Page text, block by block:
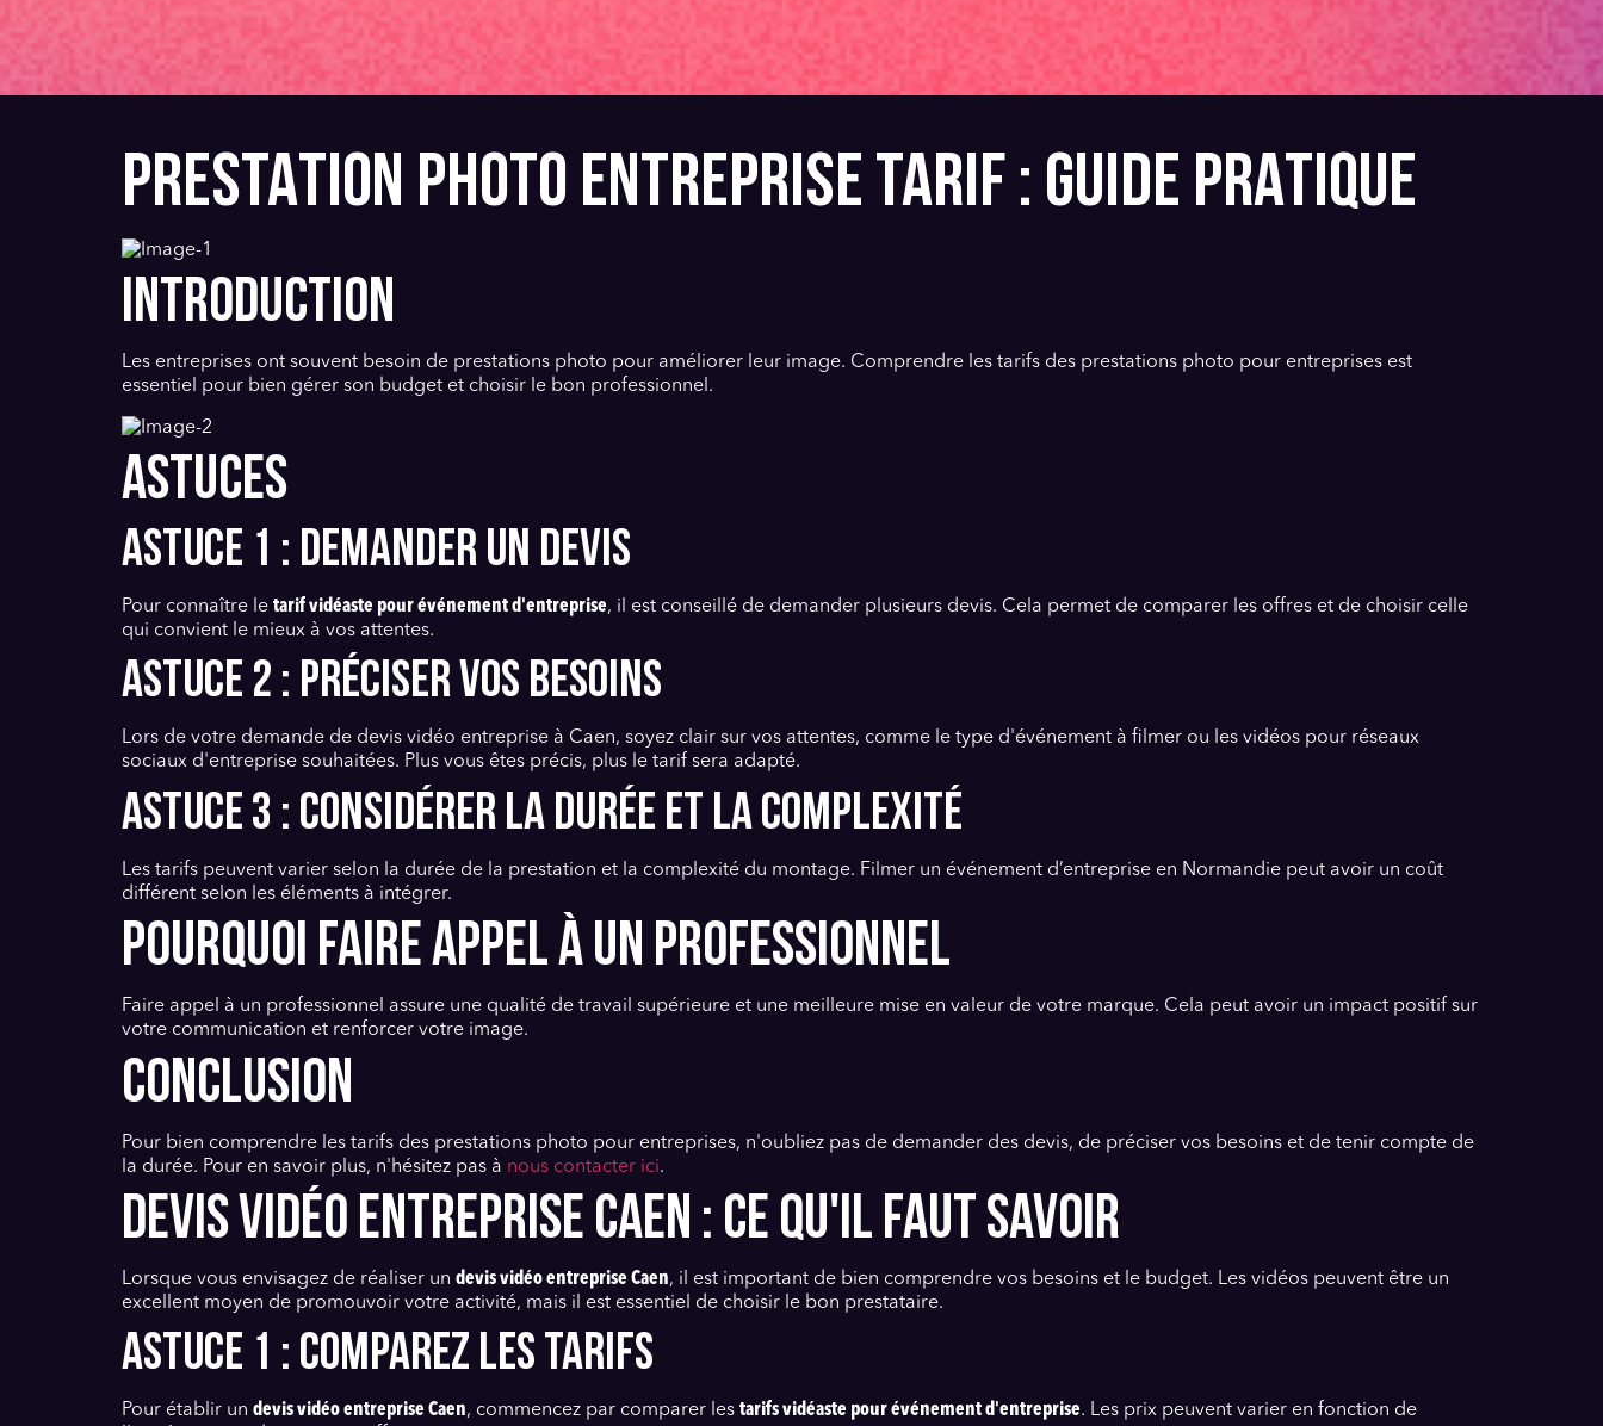
PRESTATION PHOTO ENTREPRISE TARIF : GUIDE PRATIQUE
INTRODUCTION
Les entreprises ont souvent besoin de prestations photo pour améliorer leur image. Comprendre les tarifs des prestations photo pour entreprises est
essentiel pour bien gérer son budget et choisir le bon professionnel.
ASTUCES
Astuce 1 : Demander un devis
Pour connaître le tarif vidéaste pour événement d'entreprise, il est conseillé de demander plusieurs devis. Cela permet de comparer les offres et de choisir celle
qui convient le mieux à vos attentes.
Astuce 2 : Préciser vos besoins
Lors de votre demande de devis vidéo entreprise à Caen, soyez clair sur vos attentes, comme le type d'événement à filmer ou les vidéos pour réseaux
sociaux d'entreprise souhaitées. Plus vous êtes précis, plus le tarif sera adapté.
Astuce 3 : Considérer la durée et la complexité
Les tarifs peuvent varier selon la durée de la prestation et la complexité du montage. Filmer un événement d’entreprise en Normandie peut avoir un coût
différent selon les éléments à intégrer.
POURQUOI FAIRE APPEL À UN PROFESSIONNEL
Faire appel à un professionnel assure une qualité de travail supérieure et une meilleure mise en valeur de votre marque. Cela peut avoir un impact positif sur
votre communication et renforcer votre image.
CONCLUSION
Pour bien comprendre les tarifs des prestations photo pour entreprises, n'oubliez pas de demander des devis, de préciser vos besoins et de tenir compte de
la durée. Pour en savoir plus, n'hésitez pas à nous contacter ici.
DEVIS VIDÉO ENTREPRISE CAEN : CE QU'IL FAUT SAVOIR
Lorsque vous envisagez de réaliser un devis vidéo entreprise Caen, il est important de bien comprendre vos besoins et le budget. Les vidéos peuvent être un
excellent moyen de promouvoir votre activité, mais il est essentiel de choisir le bon prestataire.
Astuce 1 : Comparez les tarifs
Pour établir un devis vidéo entreprise Caen, commencez par comparer les tarifs vidéaste pour événement d'entreprise. Les prix peuvent varier en fonction de